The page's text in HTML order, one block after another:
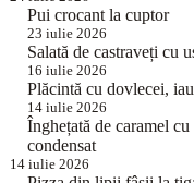
Pui crocant la cuptor
23 iulie 2026
Salată de castraveți cu
16 iulie 2026
Plăcintă cu dovlecei,
14 iulie 2026
Înghețată de caramel
condensat
14 iulie 2026